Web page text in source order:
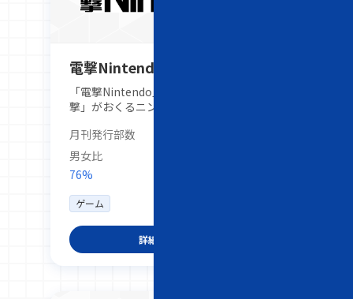
電撃Nintendo
「電撃Nintendo」は、「ゲームの電
撃」がおくるニンテンドーゲーム専門誌
月刊発行部数
男女比
76%
ゲーム
詳細を見る